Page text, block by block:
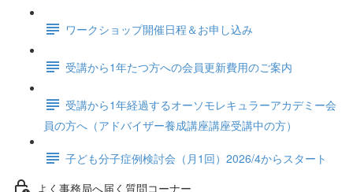
ワークショップ開催日程＆お申し込み
受講から1年たつ方への会員更新費用のご案内
受講から1年経過するオーソモレキュラーアカデミー会
員の方へ（アドバイザー養成講座講座受講中の方）
子ども分子症例検討会（月1回）2026/4からスタート
よく事務局へ届く質問コーナー